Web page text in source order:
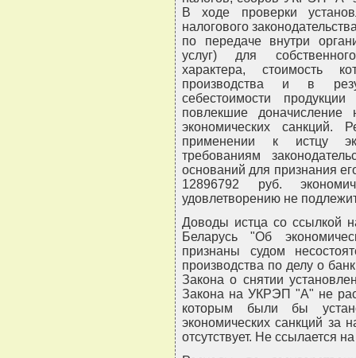
В ходе проверки
налогового
по передаче внутри
услуг) для
характера, стоимость
производства и в
себестоимости
повлекшие
экономических
применении к истцу
требованиям
оснований для признания
12896792 руб.
удовлетворению не
Доводы истца со ссылкой
Беларусь "Об
признаны судом
производства по делу о
Закона о снятии
Закона на УКРЭП "А" не
которым были бы
экономических санкций за
отсутствует. Не ссылается